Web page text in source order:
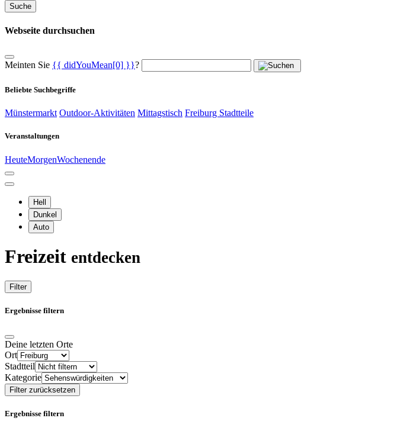
Suche
Webseite durchsuchen
Meinten Sie {{ didYouMean[0] }}?
Beliebte Suchbegriffe
Münstermarkt Outdoor-Aktivitäten Mittagstisch Freiburg Stadtteile
Veranstaltungen
HeuteMorgenWochenende
Hell
Dunkel
Auto
Freizeit entdecken
Filter
Ergebnisse filtern
Deine letzten Orte
Ort
Stadtteil
Kategorie
Filter zurücksetzen
Ergebnisse filtern